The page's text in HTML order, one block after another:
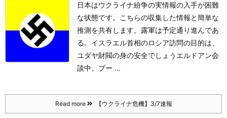
日本はウクライナ紛争の実情報の入手が困難
な状態です。こちらの収集した情報と簡単な
推測を共有します。 露軍は予定通り進んであ
る。 イスラエル首相のロシア訪問の目的は、
ユダヤ財閥の身の安全でしょう エルドアン会
談中、プー ...
Read more 【ウクライナ危機】3/7速報